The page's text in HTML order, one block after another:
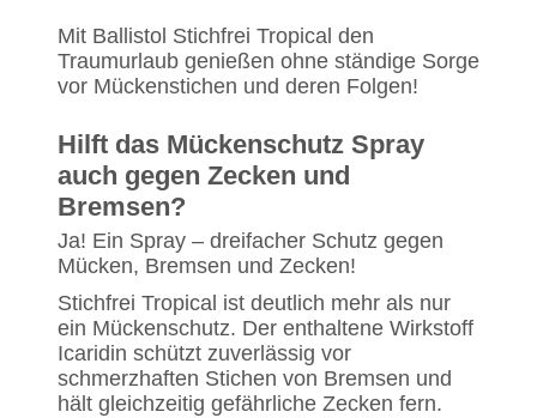
Mit Ballistol Stichfrei Tropical den
Traumurlaub genießen ohne ständige Sorge
vor Mückenstichen und deren Folgen!
Hilft das Mückenschutz Spray
auch gegen Zecken und
Bremsen?
Ja! Ein Spray – dreifacher Schutz gegen
Mücken, Bremsen und Zecken!
Stichfrei Tropical ist deutlich mehr als nur
ein Mückenschutz. Der enthaltene Wirkstoff
Icaridin schützt zuverlässig vor
schmerzhaften Stichen von Bremsen und
hält gleichzeitig gefährliche Zecken fern.